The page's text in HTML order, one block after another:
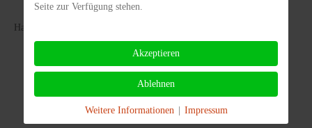
Hans Klok verzaubert den Busenstar Pam Anderson
Seite zur Verfügung stehen.
Akzeptieren
Ablehnen
Weitere Informationen Impressum